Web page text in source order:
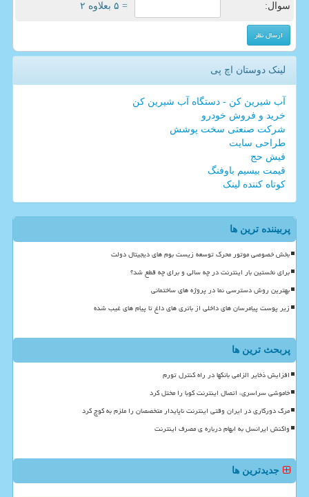
سوال: = ۵ بعلاوه ۲
لینک دوستان اچ پی
آب شیرین کن - دستگاه آب شیرین کن
خرید و فروش خودرو
شرکت صنعتی سخت پوشش
طراحی سایت
فیش حج
قیمت بیسیم باوفنگ
کوتاه کننده لینک
پربیننده ترین ها
بخش خصوصی موتور محرک توسعه زیست بوم های دیجیتال دولت
برای نخستین بار اینترنت در چه سالی و برای چه قطع شد؟
بهترین روش دسترسی نما در پروژه های ساختمانی
زیر پوست پیامرسان های داخلی از باتری های داغ تا پیام های غیب شده
پربحث ترین ها
افزایش ذخایر الزامی بانکها در راه کنترل تورم
خاموشی سراسری، اتصال اینترنت کوبا را مختل کرد
مرگ دورکاری در ایران وقتی اینترنت ناپایدار متخصصان را ملزم به کوچ کرد
واکنش ایرانسل به ابهام درباره ی مصرف اینترنت
جدیدترین ها